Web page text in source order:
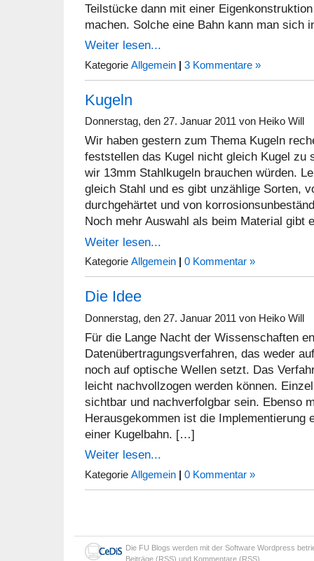
Teilstücke dann mit einer
machen. Solche eine Bahn kann man sich
Weiter lesen...
Kategorie Allgemein 3 Kommentare »
Kugeln
Donnerstag, den 27. Januar 2011 von Heiko Will
Wir haben gestern zum Thema Kugeln
feststellen das Kugel nicht gleich Kugel zu
wir 13mm Stahlkugeln brauchen würden.
gleich Stahl und es gibt unzählige Sorten,
durchgehärtet und von
Noch mehr Auswahl als beim Material gibt
Weiter lesen...
Kategorie Allgemein 0 Kommentar »
Die Idee
Donnerstag, den 27. Januar 2011 von Heiko Will
Für die Lange Nacht der Wissenschaften
Datenübertragungsverfahren, das weder
noch auf optische Wellen setzt. Das
leicht nachvollzogen werden können.
sichtbar und nachverfolgbar sein. Ebenso
Herausgekommen ist die Implementierung
einer Kugelbahn. […]
Weiter lesen...
Kategorie Allgemein 0 Kommentar »
Die FU Blogs werden mit der Software Wordpress
Beiträge (RSS) und Kommentare (RSS)